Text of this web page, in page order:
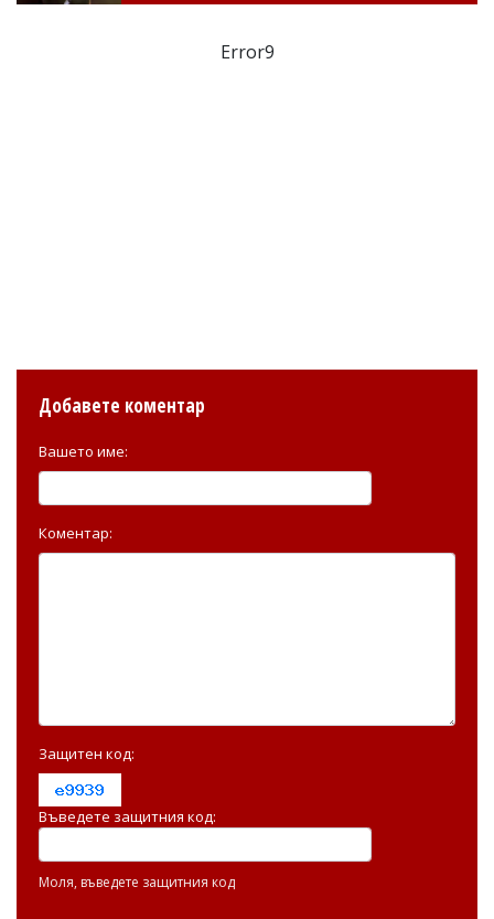
Error9
Добавете коментар
Вашето име:
Коментар:
Защитен код:
Въведете защитния код:
Моля, въведете защитния код